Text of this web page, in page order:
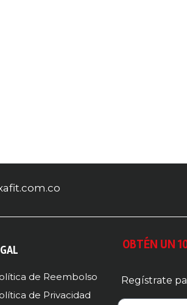
de Reembolso
de Privacidad
OBTÉN UN
Regístrate